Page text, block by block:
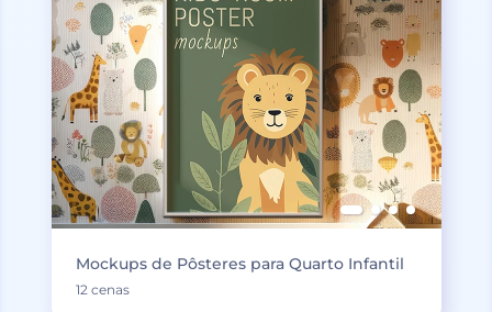
Mockups de Pôsteres para Quarto Infantil
12 cenas